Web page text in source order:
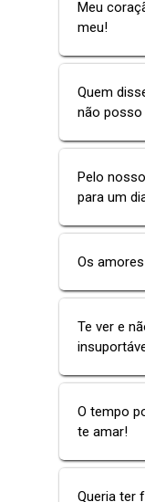
Meu
meu!
Quem
não posso
Pelo
para um
Os
Te ver e
O tempo
te amar!
Queria ter